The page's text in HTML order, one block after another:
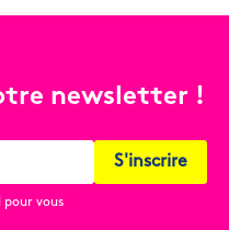
newsletter !
pour vous
S'inscrire